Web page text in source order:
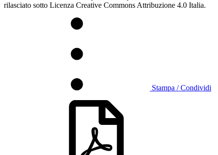
rilasciato sotto Licenza Creative Commons Attribuzione 4.0 Italia.
Stampa / Condividi